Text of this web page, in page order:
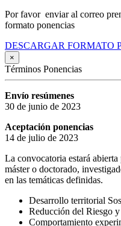
Por favor enviar al correo
formato ponencias
DESCARGAR FORMATO
×
Términos Ponencias
Envío resúmenes
30 de junio de 2023
Aceptación ponencias
14 de julio de 2023
La convocatoria estará
máster o doctorado,
en las temáticas definidas.
Desarrollo territorial
Reducción del Riesgo
Comportamiento